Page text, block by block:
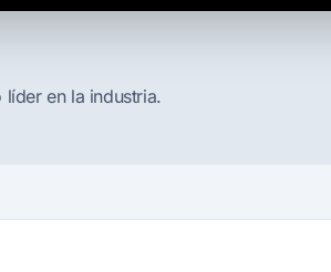
en la industria.